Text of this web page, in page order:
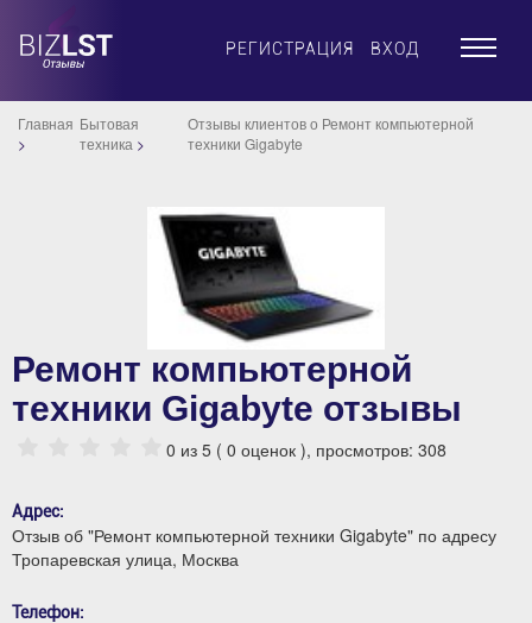
РЕГИСТРАЦИЯ ВХОД ×
Главная Бытовая
техника
Отзывы клиентов о Ремонт компьютерной
техники Gigabyte
Ремонт компьютерной
техники Gigabyte отзывы
0 из 5 ( 0 оценок ), просмотров: 308
Адрес:
Отзыв об "Ремонт компьютерной техники Gigabyte" по адресу
Тропаревская улица, Москва
Телефон: